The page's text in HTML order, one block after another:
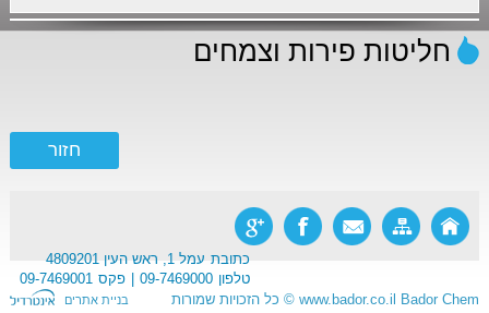
חליטות פירות וצמחים
כתובת עמל 1, ראש העין 4809201
טלפון 09-7469000 פקס 09-7469001
Bador Chem
www.bador.co.il
© כל הזכויות שמורות בניית אתרים